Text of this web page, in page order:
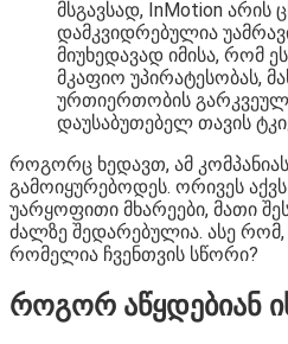
მსგავსად, InMotion არის
დამკვიდრებულია
მიუხედავად იმისა, რომ
მკაფიო უპირატესობას,
ურთიერთობის
დაუსაბუთებელ თავის
როგორც ხედავთ, ამ
გამოიყურებოდეს. ორივეს
უარყოფითი მხარეები, მათი
ძალზე შედარებულია. ასე
რომელია ჩვენთვის სწორი?
როგორ აწყდებიან